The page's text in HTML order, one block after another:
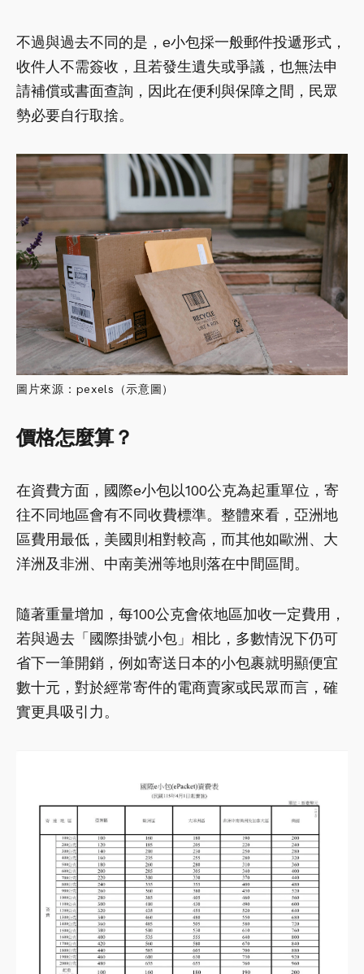
不過與過去不同的是，e小包採一般郵件投遞形式，
收件人不需簽收，且若發生遺失或爭議，也無法申
請補償或書面查詢，因此在便利與保障之間，民眾
勢必要自行取捨。
圖片來源：pexels（示意圖）
價格怎麼算？
在資費方面，國際e小包以100公克為起重單位，寄
往不同地區會有不同收費標準。整體來看，亞洲地
區費用最低，美國則相對較高，而其他如歐洲、大
洋洲及非洲、中南美洲等地則落在中間區間。
隨著重量增加，每100公克會依地區加收一定費用，
若與過去「國際掛號小包」相比，多數情況下仍可
省下一筆開銷，例如寄送日本的小包裹就明顯便宜
數十元，對於經常寄件的電商賣家或民眾而言，確
實更具吸引力。